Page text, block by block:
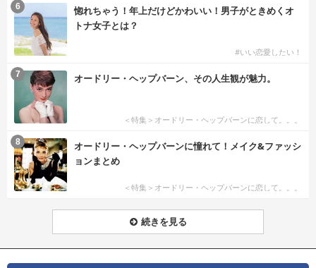
惚れちゃう！年上だけどかわいい！男子がときめくオ
トナ女子とは？
#いい恋愛したい！
6
オードリー・ヘップバーン、その人生観が魅力。
＜特集＞オードリー・ヘップバーンに恋して。。。
7
オードリー・ヘップバーンに憧れて！メイク&ファッシ
ョンまとめ
＜特集＞オードリー・ヘップバーンに恋して。。。
8
続きを見る